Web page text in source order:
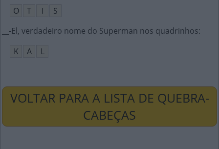
O
T I
S
__-El, verdadeiro nome do Superman nos quadrinhos:
K
A L
VOLTAR PARA A LISTA DE QUEBRA-
CABEÇAS